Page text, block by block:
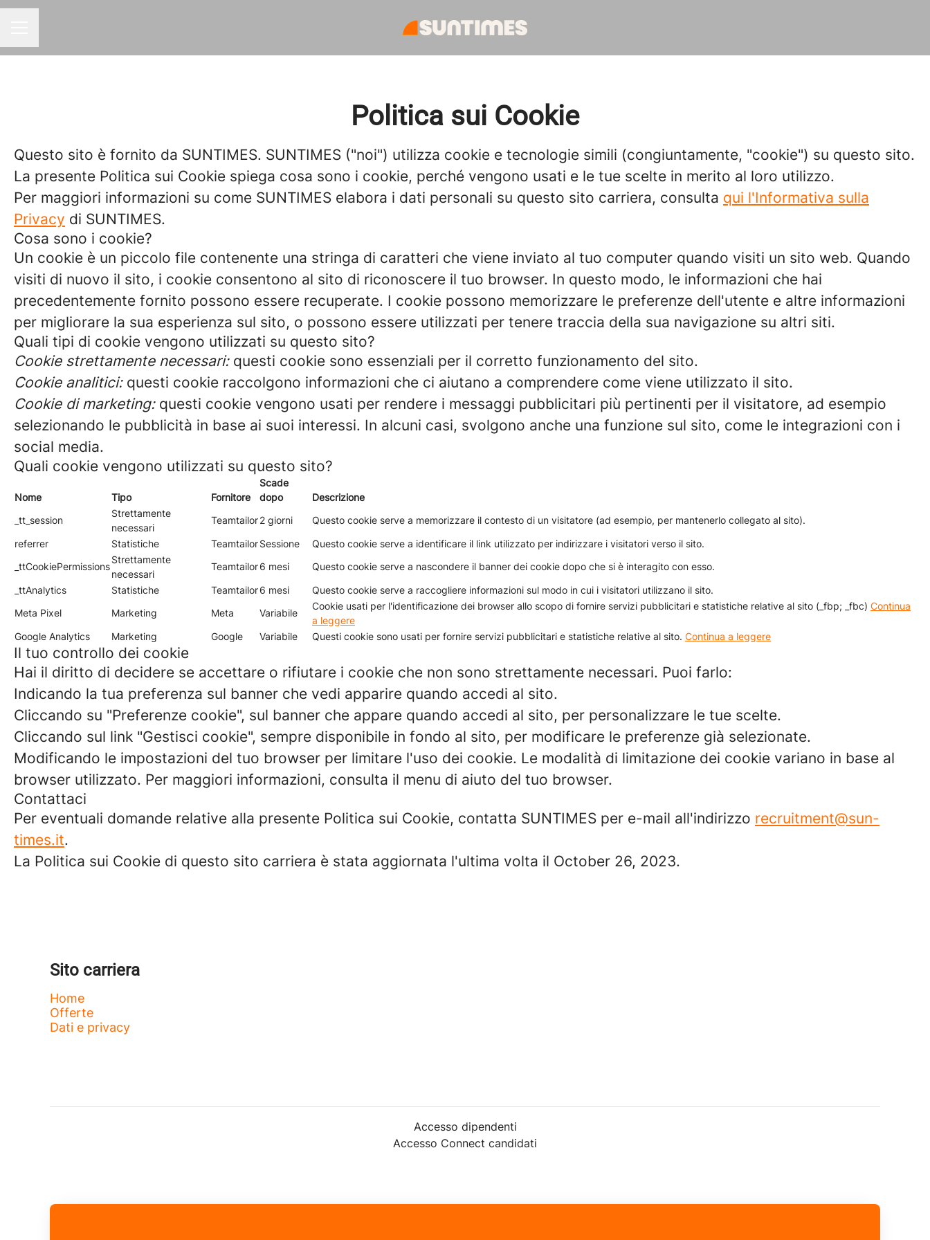
Politica sui Cookie
Questo sito è fornito da SUNTIMES. SUNTIMES ("noi") utilizza cookie e tecnologie simili (congiuntamente, "cookie") su questo sito.
La presente Politica sui Cookie spiega cosa sono i cookie, perché vengono usati e le tue scelte in merito al loro utilizzo.
Per maggiori informazioni su come SUNTIMES elabora i dati personali su questo sito carriera, consulta qui l'Informativa sulla
Privacy di SUNTIMES.
Cosa sono i cookie?
Un cookie è un piccolo file contenente una stringa di caratteri che viene inviato al tuo computer quando visiti un sito web. Quando
visiti di nuovo il sito, i cookie consentono al sito di riconoscere il tuo browser. In questo modo, le informazioni che hai
precedentemente fornito possono essere recuperate. I cookie possono memorizzare le preferenze dell'utente e altre informazioni
per migliorare la sua esperienza sul sito, o possono essere utilizzati per tenere traccia della sua navigazione su altri siti.
Quali tipi di cookie vengono utilizzati su questo sito?
Cookie strettamente necessari:questi cookie sono essenziali per il corretto funzionamento del sito.
Cookie analitici:questi cookie raccolgono informazioni che ci aiutano a comprendere come viene utilizzato il sito.
Cookie di marketing:questi cookie vengono usati per rendere i messaggi pubblicitari più pertinenti per il visitatore, ad esempio
selezionando le pubblicità in base ai suoi interessi. In alcuni casi, svolgono anche una funzione sul sito, come le integrazioni con i
social media.
Quali cookie vengono utilizzati su questo sito?
Nome Tipo Fornitore
Scade
dopo
Descrizione
_tt_session
Strettamente
necessari
Teamtailor2 giorni
Questo cookie serve a memorizzare il contesto di un visitatore (ad esempio, per mantenerlo collegato al sito).
referrer
Statistiche TeamtailorSessione
Questo cookie serve a identificare il link utilizzato per indirizzare i visitatori verso il sito.
_ttCookiePermissions
Strettamente
necessari
Teamtailor6 mesi
Questo cookie serve a nascondere il banner dei cookie dopo che si è interagito con esso.
_ttAnalytics
Statistiche Teamtailor6 mesi
Questo cookie serve a raccogliere informazioni sul modo in cui i visitatori utilizzano il sito.
Meta Pixel
Marketing Meta Variabile
Cookie usati per l'identificazione dei browser allo scopo di fornire servizi pubblicitari e statistiche relative al sito (_fbp; _fbc) Continua
a leggere
Google Analytics
Marketing Google Variabile Questi cookie sono usati per fornire servizi pubblicitari e statistiche relative al sito. Continua a leggere
Il tuo controllo dei cookie
Hai il diritto di decidere se accettare o rifiutare i cookie che non sono strettamente necessari. Puoi farlo:
Indicando la tua preferenza sul banner che vedi apparire quando accedi al sito.
Cliccando su "Preferenze cookie", sul banner che appare quando accedi al sito, per personalizzare le tue scelte.
Cliccando sul link "Gestisci cookie", sempre disponibile in fondo al sito, per modificare le preferenze già selezionate.
Modificando le impostazioni del tuo browser per limitare l'uso dei cookie. Le modalità di limitazione dei cookie variano in base al
browser utilizzato. Per maggiori informazioni, consulta il menu di aiuto del tuo browser.
Contattaci
Per eventuali domande relative alla presente Politica sui Cookie, contatta SUNTIMES per e-mail all'indirizzo recruitment@sun-
times.it.
La Politica sui Cookie di questo sito carriera è stata aggiornata l'ultima volta il October 26, 2023.
Sito carriera
Home
Offerte
Dati e privacy
Accesso dipendenti
Accesso Connect candidati